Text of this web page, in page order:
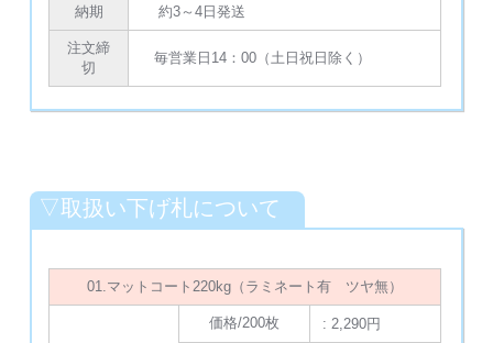
納期 約3～4日発送
注文締
切
毎営業日14：00（土日祝日除く）
▽取扱い下げ札について
01.マットコート220kg（ラミネート有 ツヤ無）
価格/200枚 : 2,290円